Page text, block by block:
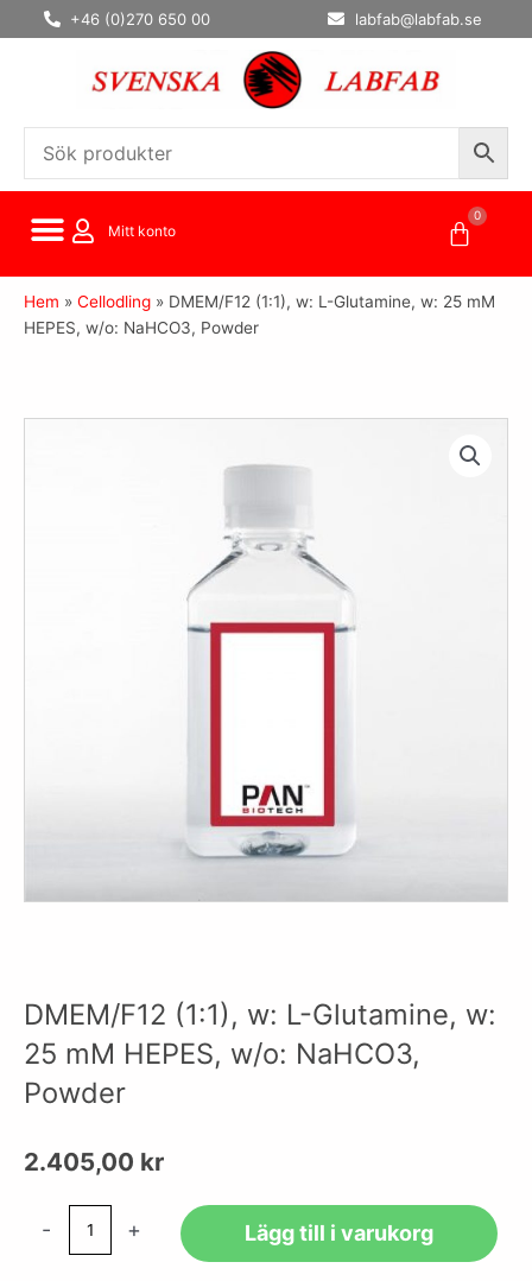
Hoppa
till
+46 (0)270 650 00 labfab@labfab.se
Mitt konto
0
Hem » Cellodling » DMEM/F12 (1:1), w: L-Glutamine, w: 25 mM
HEPES, w/o: NaHCO3, Powder
DMEM/F12 (1:1), w: L-Glutamine, w:
25 mM HEPES, w/o: NaHCO3,
Powder
2.405,00 kr
- + Lägg till i varukorg